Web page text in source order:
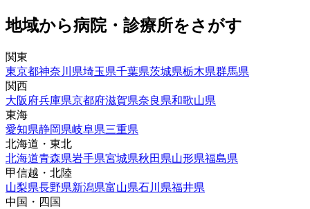
地域から病院・診療所をさがす
関東
東京都神奈川県埼玉県千葉県茨城県栃木県群馬県
関西
大阪府兵庫県京都府滋賀県奈良県和歌山県
東海
愛知県静岡県岐阜県三重県
北海道・東北
北海道青森県岩手県宮城県秋田県山形県福島県
甲信越・北陸
山梨県長野県新潟県富山県石川県福井県
中国・四国